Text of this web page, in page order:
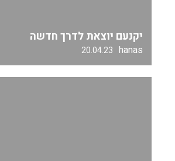
יקנעם יוצאת לדרך חדשה
hanas
20.04.23